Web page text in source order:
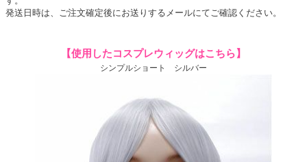
発送日時は、ご注文確定後にお送りするメールにてご確認ください。
【使用したコスプレウィッグはこちら】
シンプルショート シルバー